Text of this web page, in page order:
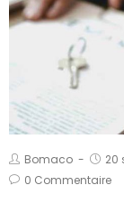
Bomaco 20
0 Commentaire